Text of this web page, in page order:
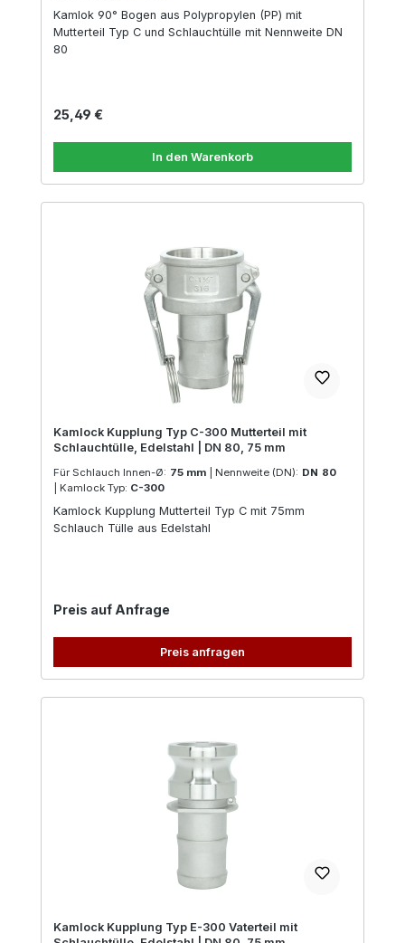
Kamlok 90° Bogen aus Polypropylen (PP) mit
Mutterteil Typ C und Schlauchtülle mit Nennweite DN
80
Regulärer Preis:
25,49 €
In den Warenkorb
Kamlock Kupplung Typ C-300 Mutterteil mit
Schlauchtülle, Edelstahl | DN 80, 75 mm
Für Schlauch Innen-Ø: 75 mm Nennweite (DN): DN 80
Kamlock Typ: C-300
Kamlock Kupplung Mutterteil Typ C mit 75mm
Schlauch Tülle aus Edelstahl
Regulärer Preis:
Preis auf Anfrage
Preis anfragen
Kamlock Kupplung Typ E-300 Vaterteil mit